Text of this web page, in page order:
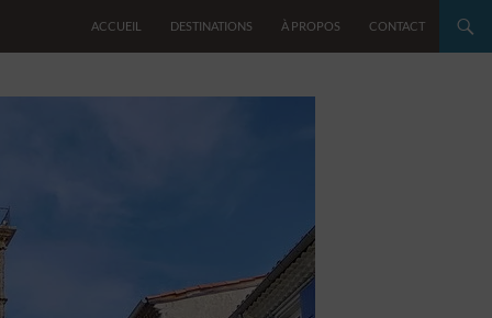
ACCUEIL DESTINATIONS À PROPOS CONTACT